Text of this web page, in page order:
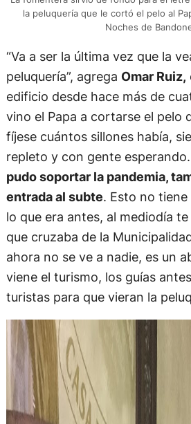
la peluquería que le cortó el pelo al
Noches de
“Va a ser la última vez que la
peluquería”, agrega Omar Ruiz,
edificio desde hace más de
vino el Papa a cortarse el pelo
fíjese cuántos sillones había,
repleto y con gente esperando.
pudo soportar la pandemia,
entrada al subte. Esto no
lo que era antes, al mediodía
que cruzaba de la
ahora no se ve a nadie, es un
viene el turismo, los guías
turistas para que vieran la